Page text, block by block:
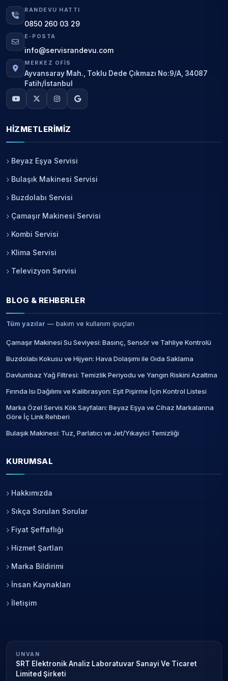
RANDEVU HATTI
0850 260 03 29
E-POSTA
info@servisrandevu.com
MERKEZ OFIS
Ayvansaray Mah., Toklu Dede Çıkmazı No:9/A, 34087
Fatih/İstanbul
HIZMETLERIMIZ
Beyaz Eşya Servisi
Bulaşık Makinesi Servisi
Buzdolabı Servisi
Çamaşır Makinesi Servisi
Kombi Servisi
Klima Servisi
Televizyon Servisi
BLOG & REHBERLER
Tüm yazılar — bakım ve kullanım ipuçları
Çamaşır Makinesi Su Seviyesi: Basınç, Sensör ve Tahliye Kontrolü
Buzdolabı Kokusu ve Hijyen: Hava Dolaşımı ile Gıda Saklama
Davlumbaz Yağ Filtresi: Temizlik Periyodu ve Yangın Riskini Azaltma
Fırında Isı Dağılımı ve Kalibrasyon: Eşit Pişirme İçin Kontrol Listesi
Marka Özel Servis Kök Sayfaları: Beyaz Eşya ve Cihaz Markalarına
Göre İç Link Rehberi
Bulaşık Makinesi: Tuz, Parlatıcı ve Jet/Yıkayici Temizliği
KURUMSAL
Hakkımızda
Sıkça Sorulan Sorular
Fiyat Şeffaflığı
Hizmet Şartları
Marka Bildirimi
İnsan Kaynakları
İletişim
UNVAN
SRT Elektronik Analiz Laboratuvar Sanayi Ve Ticaret
Limited Şirketi